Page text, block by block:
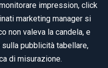
impression, click
marketing manager si
non valeva la candela, e
pubblicità tabellare,
di misurazione.